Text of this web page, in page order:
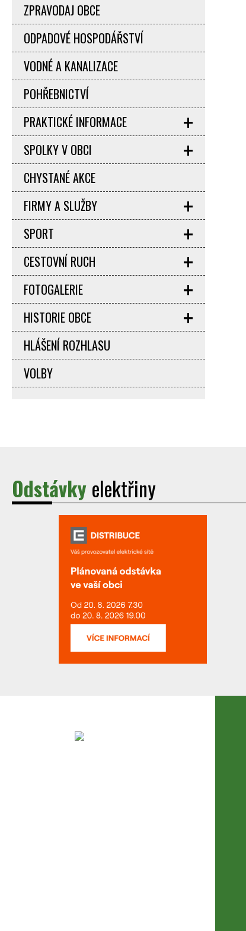
ZPRAVODAJ OBCE
ODPADOVÉ HOSPODÁŘSTVÍ
VODNÉ A KANALIZACE
POHŘEBNICTVÍ
PRAKTICKÉ INFORMACE
SPOLKY V OBCI
CHYSTANÉ AKCE
FIRMY A SLUŽBY
SPORT
CESTOVNÍ RUCH
FOTOGALERIE
HISTORIE OBCE
HLÁŠENÍ ROZHLASU
VOLBY
Odstávky elektřiny